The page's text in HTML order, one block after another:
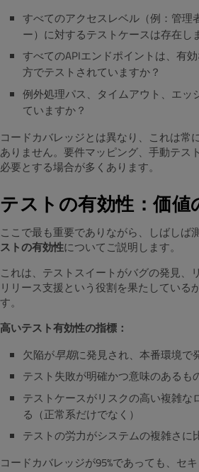
すべてのアクセスレベル（例：管理
ー）に対するテストケースは存在し
すべてのAPIエンドポイントは、有
方でテストされていますか？
例外処理パス、タイムアウト、エッ
ていますか？
コードカバレッジとは異なり、これは常
ありません。要件マッピング、手動テス
必要とする場合が多くあります。
テストの有効性：価値
ここで最も重要でありながら、しばしば
ストの有効性についてご説明します。
これは、テストスイートがバグの発見、
リリース支援という役割を果たしている
す。
高いテスト有効性の指標：
欠陥が早期に発見され、本番環境で
テスト失敗が明確かつ意味のあるも
テストケースがリスクの高い複雑な
る（正常系だけでなく）
テストの労力がシステムの複雑さに
コードカバレッジが95%であっても、セ